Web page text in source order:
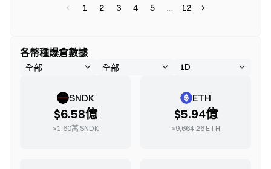
1 2 3 4 5 12
各幣種爆倉數據
SNDK
$6.58億
≈1.60萬 SNDK
ETH
$5.94億
≈9,664.26 ETH